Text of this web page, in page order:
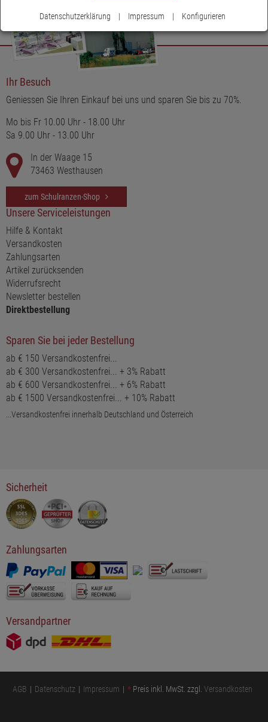
Ihr Besuch
Geniessen Sie Ihren Einkauf bei uns und sparen Sie bis zu 70%.
Mo bis Fr 10.00 Uhr - 18.00 Uhr
Sa 9.00 Uhr - 13.00 Uhr
In der Waage 15
73463 Westhausen
zum Schulranzen-Shop
Unsere Serviceleistungen
Hilfe & Kontakt
Versandkosten
Zahlungsarten
Artikel zurücksenden
Widerrufsrecht
Newsletter bestellen
Direktbestellung
Sparen Sie bei jeder Bestellung
ab € 150 Versandkostenfrei...
ab € 300 Versandkostenfrei... + 3% Rabatt
ab € 600 Versandkostenfrei... + 6% Rabatt
ab € 1500 Versandkostenfrei... + 10% Rabatt
...Versandkostenfrei innerhalb Deutschland und Österreich
Sicherheit
Zahlungsarten
Versandpartner
AGB Datenschutz Impressum * Preis inkl. MwSt. zzgl. Versandkosten
Datenschutzerklärung | Impressum | Konfigurieren